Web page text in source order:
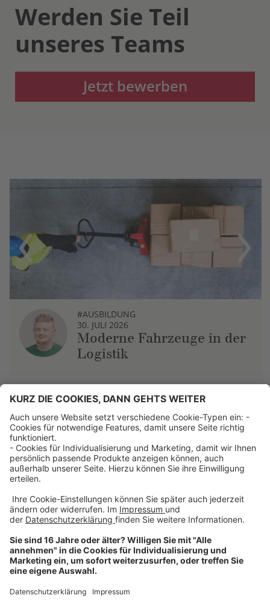
Werden Sie Teil
unseres Teams
Jetzt bewerben
Previous
#AUSBILDUNG
30. JULI 2026
Moderne Fahrzeuge in der
Logistik
Next
Über uns
Dehner Unternehmen
Jobs bei Dehner